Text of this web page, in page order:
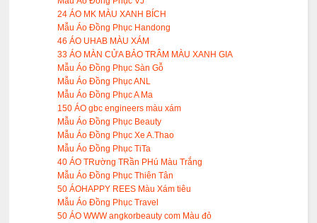
24 ÁO MK MÀU XANH BÍCH
Mẫu Áo Đồng Phục Handong
46 ÁO UHAB MÀU XÁM
33 ÁO MÀN CỬA BẢO TRÂM MÀU XANH GIA
Mẫu Áo Đồng Phục Sàn Gỗ
Mẫu Áo Đồng Phục ANL
Mẫu Áo Đồng Phục A Ma
150 ÁO gbc engineers màu xám
Mẫu Áo Đồng Phục Beauty
Mẫu Áo Đồng Phục Xe A.Thao
Mẫu Áo Đồng Phục TiTa
40 ÁO TRường TRần PHú Màu Trắng
Mẫu Áo Đồng Phục Thiên Tân
50 ÁOHAPPY REES Màu Xám tiêu
Mẫu Áo Đồng Phục Travel
50 ÁO WWW angkorbeauty com Màu đỏ